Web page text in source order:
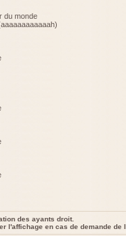
du monde
des ayants droit.
l'affichage en cas de demande de